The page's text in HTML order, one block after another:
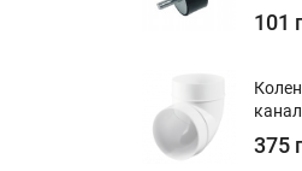
101
375